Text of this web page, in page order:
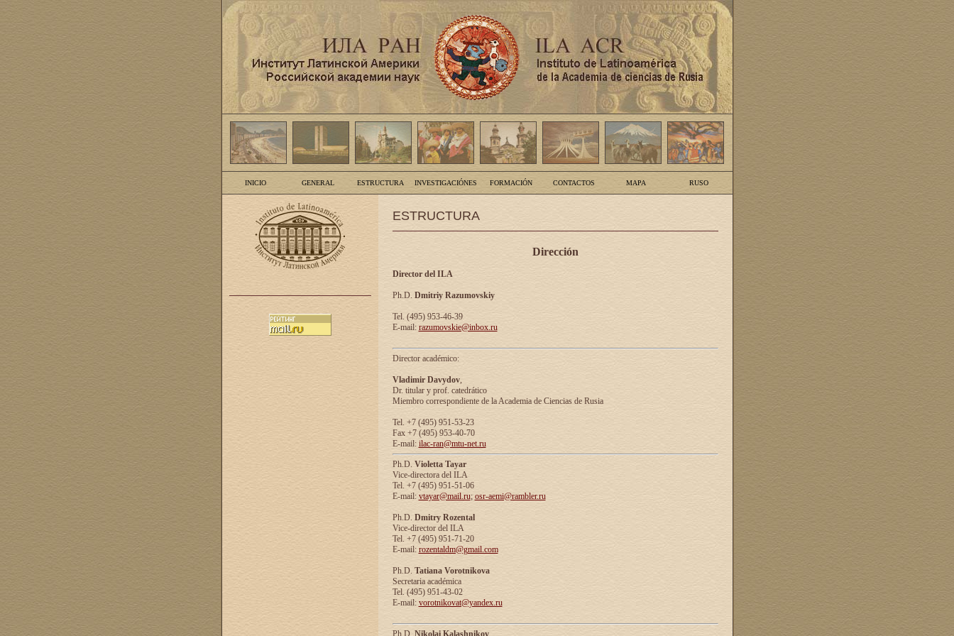
INICIO GENERAL ESTRUCTURA INVESTIGACIÓNES FORMACIÓN CONTACTOS MAPA RUSO
ESTRUCTURA
Dirección
Director del ILA
Ph.D. Dmitriy Razumovskiy
Tel. (495) 953-46-39
E-mail: razumovskie@inbox.ru
Director académico:
Vladimir Davydov,
Dr. titular y prof. catedrático
Miembro correspondiente de la Academia de Ciencias de Rusia
Tel. +7 (495) 951-53-23
Fax +7 (495) 953-40-70
E-mail: ilac-ran@mtu-net.ru
Ph.D. Violetta Tayar
Vice-directora del ILA
Tel. +7 (495) 951-51-06
E-mail: vtayar@mail.ru; osr-aemi@rambler.ru
Ph.D. Dmitry Rozental
Vice-director del ILA
Tel. +7 (495) 951-71-20
E-mail: rozentaldm@gmail.com
Ph.D. Tatiana Vorotnikova
Secretaria académica
Tel. (495) 951-43-02
E-mail: vorotnikovat@yandex.ru
Ph.D. Nikolai Kalashnikov